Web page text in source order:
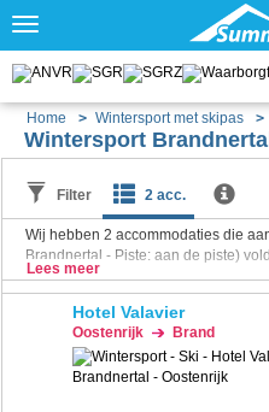
Toggle
Home Wintersport met skipas
Wintersport
Filter 2 acc.
Wij hebben 2 accommodaties die
Brandnertal - Piste: aan de piste)
Lees meer
Hotel Valavier
Oostenrijk Brand